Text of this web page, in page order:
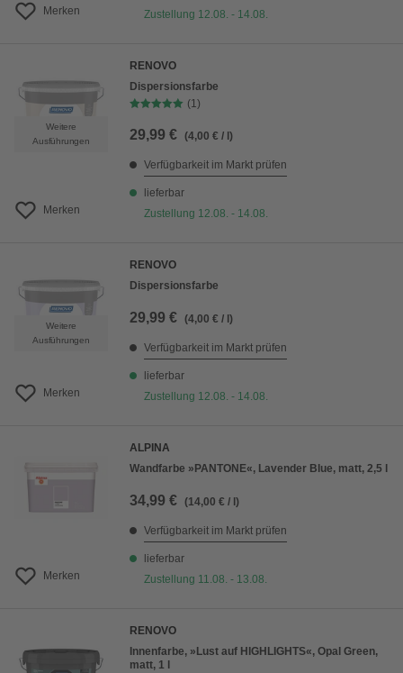
Merken
Zustellung 12.08. - 14.08.
Weitere
Ausführungen
Merken
RENOVO
Dispersionsfarbe
(1)
29,99 € (4,00 € / l)
Verfügbarkeit im Markt prüfen
lieferbar
Zustellung 12.08. - 14.08.
Weitere
Ausführungen
Merken
RENOVO
Dispersionsfarbe
29,99 € (4,00 € / l)
Verfügbarkeit im Markt prüfen
lieferbar
Zustellung 12.08. - 14.08.
Merken
ALPINA
Wandfarbe »PANTONE«, Lavender Blue, matt, 2,5 l
34,99 € (14,00 € / l)
Verfügbarkeit im Markt prüfen
lieferbar
Zustellung 11.08. - 13.08.
RENOVO
Innenfarbe, »Lust auf HIGHLIGHTS«, Opal Green,
matt, 1 l